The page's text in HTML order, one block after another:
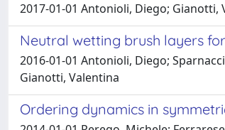
2017-01-01 Antonioli, Diego; Gianotti,
Neutral wetting brush layers
2016-01-01 Antonioli, Diego;
Gianotti, Valentina
Ordering dynamics in